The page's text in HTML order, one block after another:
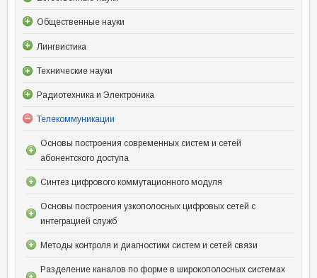
Общественные науки
Лингвистика
Технические науки
Радиотехника и Электроника
Телекоммуникации
Основы построения современных систем и сетей
абонентского доступа
Синтез цифрового коммутационного модуля
Основы построения узкополосных цифровых сетей с
интеграцией служб
Методы контроля и диагностики систем и сетей связи
Разделение каналов по форме в широкополосных системах